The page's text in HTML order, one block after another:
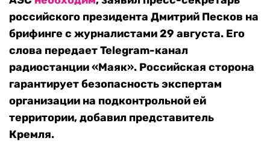
российского президента Дмитрий Песков на
брифинге с журналистами 29 августа. Его
слова передает Telegram-канал
радиостанции «Маяк». Российская сторона
гарантирует безопасность экспертам
организации на подконтрольной ей
территории, добавил представитель
Кремля.